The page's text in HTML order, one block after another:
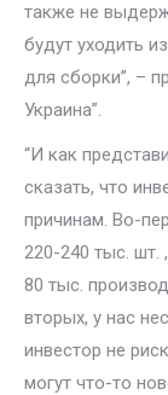
также не
будут уходить
для сборки”, –
Украина”.
“И как
сказать, что
причинам. Во-
220-240 тыс. шт.
80 тыс.
вторых, у нас
инвестор не
могут что-то